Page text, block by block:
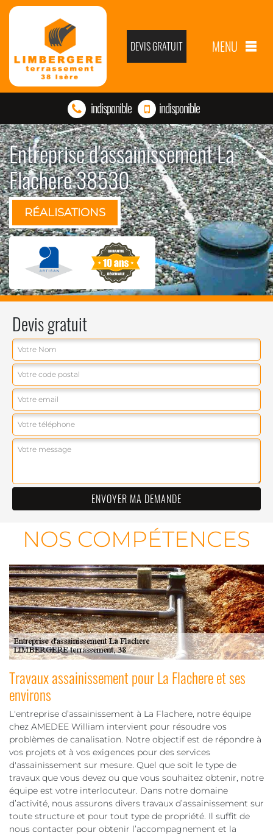
DEVIS GRATUIT MENU
indisponible indisponible
Entreprise d'assainissement La
Flachere 38530
RÉALISATIONS
Devis gratuit
NOS COMPÉTENCES
Travaux assainissement pour La Flachere et ses
environs
L'entreprise d’assainissement à La Flachere, notre équipe
chez AMEDEE William intervient pour résoudre vos
problèmes de canalisation. Notre objectif est de répondre à
vos projets et à vos exigences pour des services
d'assainissement sur mesure. Quel que soit le type de
travaux que vous devez ou que vous souhaitez obtenir, notre
équipe est votre interlocuteur. Dans notre domaine
d’activité, nous assurons divers travaux d’assainissement sur
toute structure et pour tout type de propriété. Il suffit de
nous contacter pour obtenir l’accompagnement et la